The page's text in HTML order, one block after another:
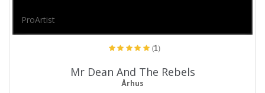
ProArtist
(1)
Mr Dean And The Rebels
Århus